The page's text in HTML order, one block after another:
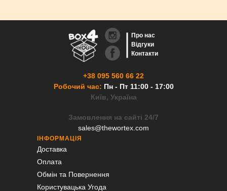
ІНФОРМАЦІЯ
Доставка
Оплата
Обмін та Повернення
Користувацька Угода
+38 095 560 66 22
Робочий час: Пн - Пт 11:00 - 17:00
Київ, Україна
Замовлення на сайті 24/7
sales@thewortex.com
Про нас
Відгуки
Контакти